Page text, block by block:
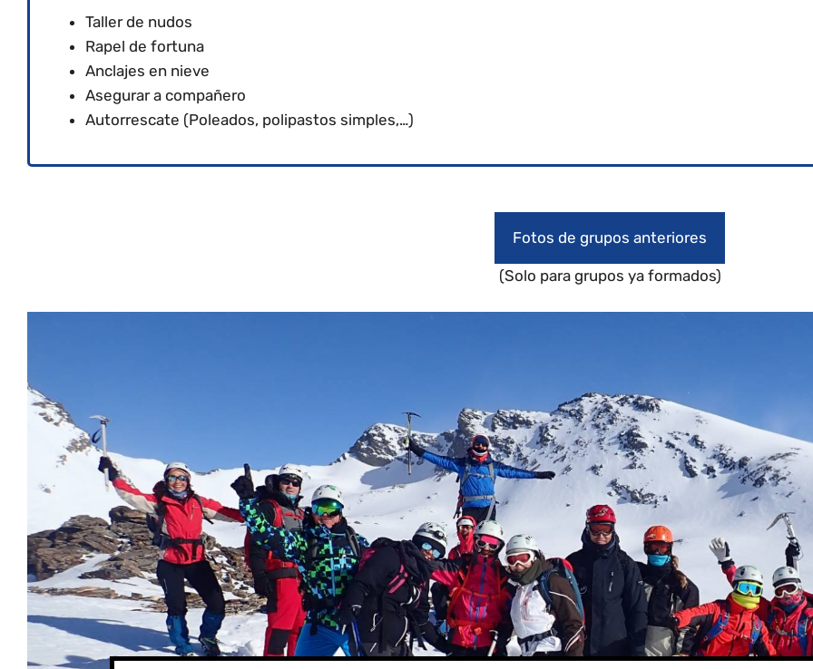
Taller de nudos
Rapel de fortuna
Anclajes en nieve
Asegurar a compañero
Autorrescate (Poleados, polipastos simples,…)
Fotos de grupos anteriores
(Solo para grupos ya formados)